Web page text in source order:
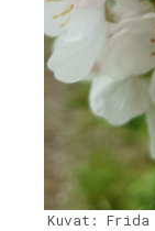
Kuvat: Frida